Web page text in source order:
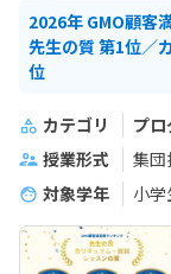
2026年 GMO顧客
先生の質 第1位／
位
カテゴリ プ
授業形式
集団
対象学年
小